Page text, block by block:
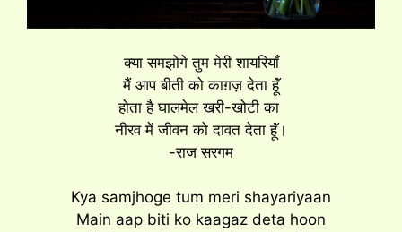
क्या समझोगे तुम मेरी शायरियॉं
मैं आप बीती को काग़ज़ देता हूॅं
होता है घालमेल खरी-खोटी का
नीरव में जीवन को दावत देता हूॅं।
-राज सरगम
Kya samjhoge tum meri shayariyaan
Main aap biti ko kaagaz deta hoon